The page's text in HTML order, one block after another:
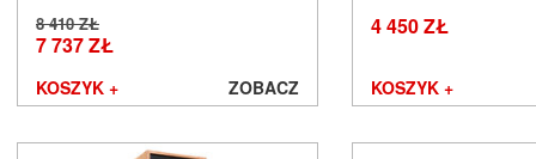
8 410 ZŁ
7 737 ZŁ
KOSZYK + ZOBACZ
4 450 ZŁ
KOSZYK +